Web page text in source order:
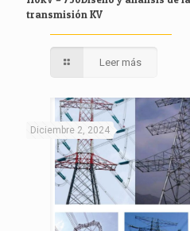
transmisión KV
Leer más
Diciembre 2, 2024